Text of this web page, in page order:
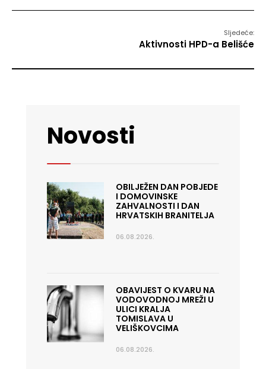
Sljedeće:
Aktivnosti HPD-a Belišće
Novosti
OBILJEŽEN DAN POBJEDE
I DOMOVINSKE
ZAHVALNOSTI I DAN
HRVATSKIH BRANITELJA
06.08.2026.
OBAVIJEST O KVARU NA
VODOVODNOJ MREŽI U
ULICI KRALJA
TOMISLAVA U
VELIŠKOVCIMA
06.08.2026.